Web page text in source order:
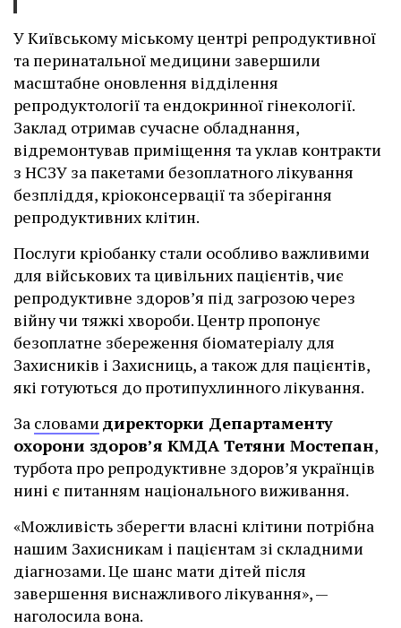
У Київському міському центрі репродуктивної
та перинатальної медицини завершили
масштабне оновлення відділення
репродуктології та ендокринної гінекології.
Заклад отримав сучасне обладнання,
відремонтував приміщення та уклав контракти
з НСЗУ за пакетами безоплатного лікування
безпліддя, кріоконсервації та зберігання
репродуктивних клітин.
Послуги кріобанку стали особливо важливими
для військових та цивільних пацієнтів, чиє
репродуктивне здоров’я під загрозою через
війну чи тяжкі хвороби. Центр пропонує
безоплатне збереження біоматеріалу для
Захисників і Захисниць, а також для пацієнтів,
які готуються до протипухлинного лікування.
За словамидиректорки Департаменту
охорони здоров’я КМДА Тетяни Мостепан,
турбота про репродуктивне здоров’я українців
нині є питанням національного виживання.
«Можливість зберегти власні клітини потрібна
нашим Захисникам і пацієнтам зі складними
діагнозами. Це шанс мати дітей після
завершення виснажливого лікування», —
наголосила вона.